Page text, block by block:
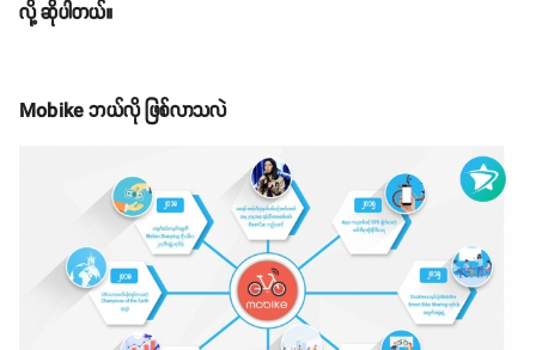
လို့ ဆိုပါတယ်။
Mobike ဘယ်လို ဖြစ်လာသလဲ